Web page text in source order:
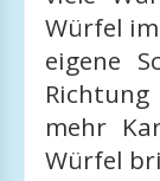
Würfel
eigene
mehr
Würfel